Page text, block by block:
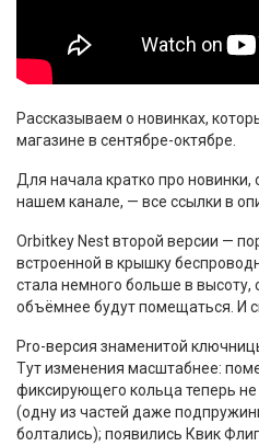
Рассказываем о новинках,
магазине в сентябре-октябре.
Для начала кратко про новинки,
нашем канале, — все ссылки в
Orbitkey Nest второй версии —
встроенной в крышку
стала немного больше в высоту,
объёмнее будут помещаться. И
Pro-версия знаменитой
Тут изменения масштабнее:
фиксирующего кольца теперь
(одну из частей даже
болтались); появились Квик